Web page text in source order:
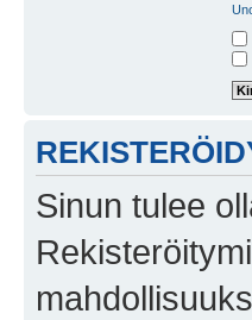
Sinun tulee